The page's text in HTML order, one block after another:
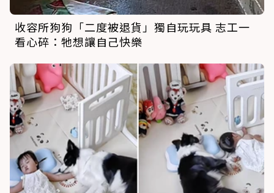
收容所狗狗「二度被退貨」獨自玩玩具 志工一
看心碎：牠想讓自己快樂